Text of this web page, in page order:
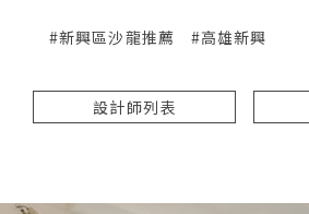
#新興區沙龍推薦 #高雄新興
設計師列表